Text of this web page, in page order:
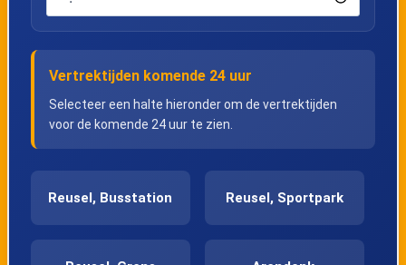
Vertrektijden komende 24 uur
Selecteer een halte hieronder om de vertrektijden
voor de komende 24 uur te zien.
Reusel, Busstation Reusel, Sportpark